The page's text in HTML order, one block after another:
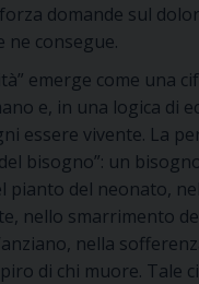
domande sul
ne consegue.
emerge come una
e, in una logica di
essere vivente. La
bisogno”: un
pianto del neonato,
nello smarrimento
nella
di chi muore. Tale